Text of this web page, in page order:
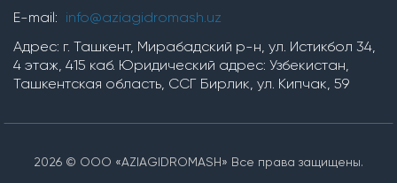
насосы серии OP
Химические насосы
Установки для производства гипохлорита
E-mail: info@aziagidromash.uz
Адрес: г. Ташкент, Мирабадский р-н, ул. Истикбол 34,
4 этаж, 415 каб. Юридический адрес: Узбекистан,
Ташкентская область, ССГ Бирлик, ул. Кипчак, 59
2026 © ООО «AZIAGIDROMASH» Все права защищены.